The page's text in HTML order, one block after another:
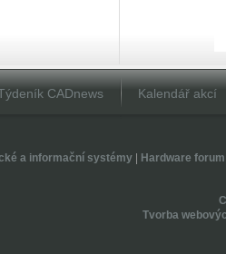
CADnews Kalendář akcí
a informační systémy| Hardware forum
Tvorba